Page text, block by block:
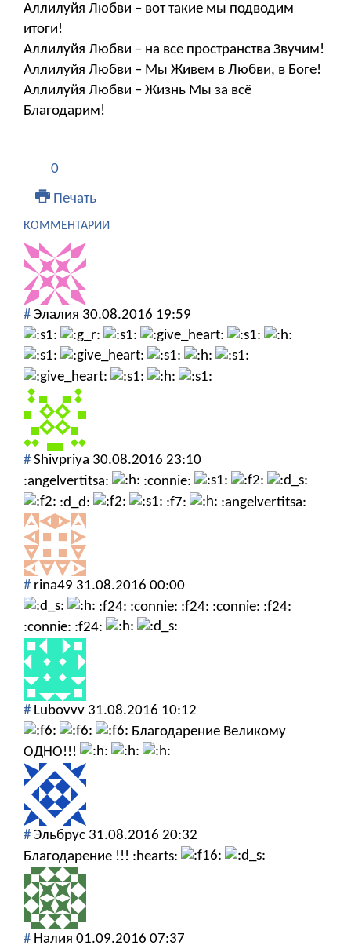
Аллилуйя Любви – вот такие мы подводим
итоги!
Аллилуйя Любви – на все пространства Звучим!
Аллилуйя Любви – Мы Живем в Любви, в Боге!
Аллилуйя Любви – Жизнь Мы за всё
Благодарим!
0
Печать
КОММЕНТАРИИ
# Элалия 30.08.2016 19:59
# Shivpriya 30.08.2016 23:10
:angelvertitsa:
:connie:
:d_d:
:f7: :angelvertitsa:
# rina49 31.08.2016 00:00
:f24: :connie: :f24: :connie: :f24:
:connie: :f24:
# Lubovvv 31.08.2016 10:12
Благодарение Великому
ОДНО!!!
# Эльбрус 31.08.2016 20:32
Благодарение !!! :hearts:
# Налия 01.09.2016 07:37